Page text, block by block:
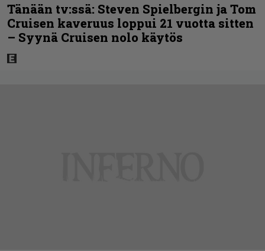
Tänään tv:ssä: Steven Spielbergin ja Tom
Cruisen kaveruus loppui 21 vuotta sitten
– Syynä Cruisen nolo käytös